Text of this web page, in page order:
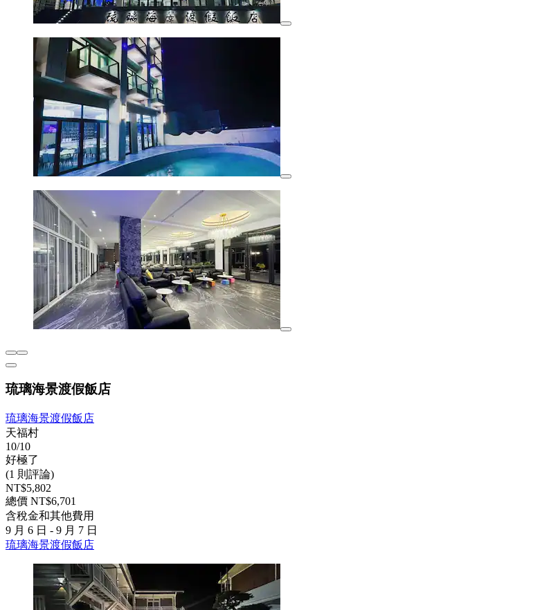
琉璃海景渡假飯店
琉璃海景渡假飯店
天福村
10/10
好極了
(1 則評論)
NT$5,802
總價 NT$6,701
含稅金和其他費用
9 月 6 日 - 9 月 7 日
琉璃海景渡假飯店